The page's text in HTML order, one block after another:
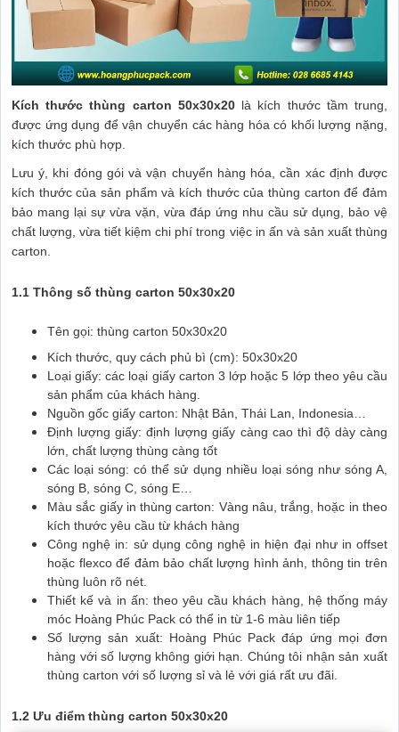
Kích thước thùng carton 50x30x20là kích thước tầm trung,
được ứng dụng để vận chuyển các hàng hóa có khối lượng nặng,
kích thước phù hợp.
Lưu ý, khi đóng gói và vận chuyển hàng hóa, cần xác định được
kích thước của sản phẩm và kích thước của thùng carton để đảm
bảo mang lại sự vừa vặn, vừa đáp ứng nhu cầu sử dụng, bảo vệ
chất lượng, vừa tiết kiệm chi phí trong việc in ấn và sản xuất thùng
carton.
1.1 Thông số thùng carton 50x30x20
Tên gọi: thùng carton 50x30x20
Kích thước, quy cách phủ bì (cm): 50x30x20
Loại giấy: các loại giấy carton 3 lớp hoặc 5 lớp theo yêu cầu
sản phẩm của khách hàng.
Nguồn gốc giấy carton: Nhật Bản, Thái Lan, Indonesia…
Định lượng giấy: định lượng giấy càng cao thì độ dày càng
lớn, chất lượng thùng càng tốt
Các loại sóng: có thể sử dụng nhiều loại sóng như sóng A,
sóng B, sóng C, sóng E…
Màu sắc giấy in thùng carton: Vàng nâu, trắng, hoặc in theo
kích thước yêu cầu từ khách hàng
Công nghệ in: sử dụng công nghệ in hiện đại như in offset
hoặc flexco để đảm bảo chất lượng hình ảnh, thông tin trên
thùng luôn rõ nét.
Thiết kế và in ấn: theo yêu cầu khách hàng, hệ thống máy
móc Hoàng Phúc Pack có thể in từ 1-6 màu liên tiếp
Số lượng sản xuất: Hoàng Phúc Pack đáp ứng mọi đơn
hàng với số lượng không giới hạn. Chúng tôi nhận sản xuất
thùng carton với số lượng sỉ và lẻ với giá rất ưu đãi.
1.2 Ưu điểm thùng carton 50x30x20